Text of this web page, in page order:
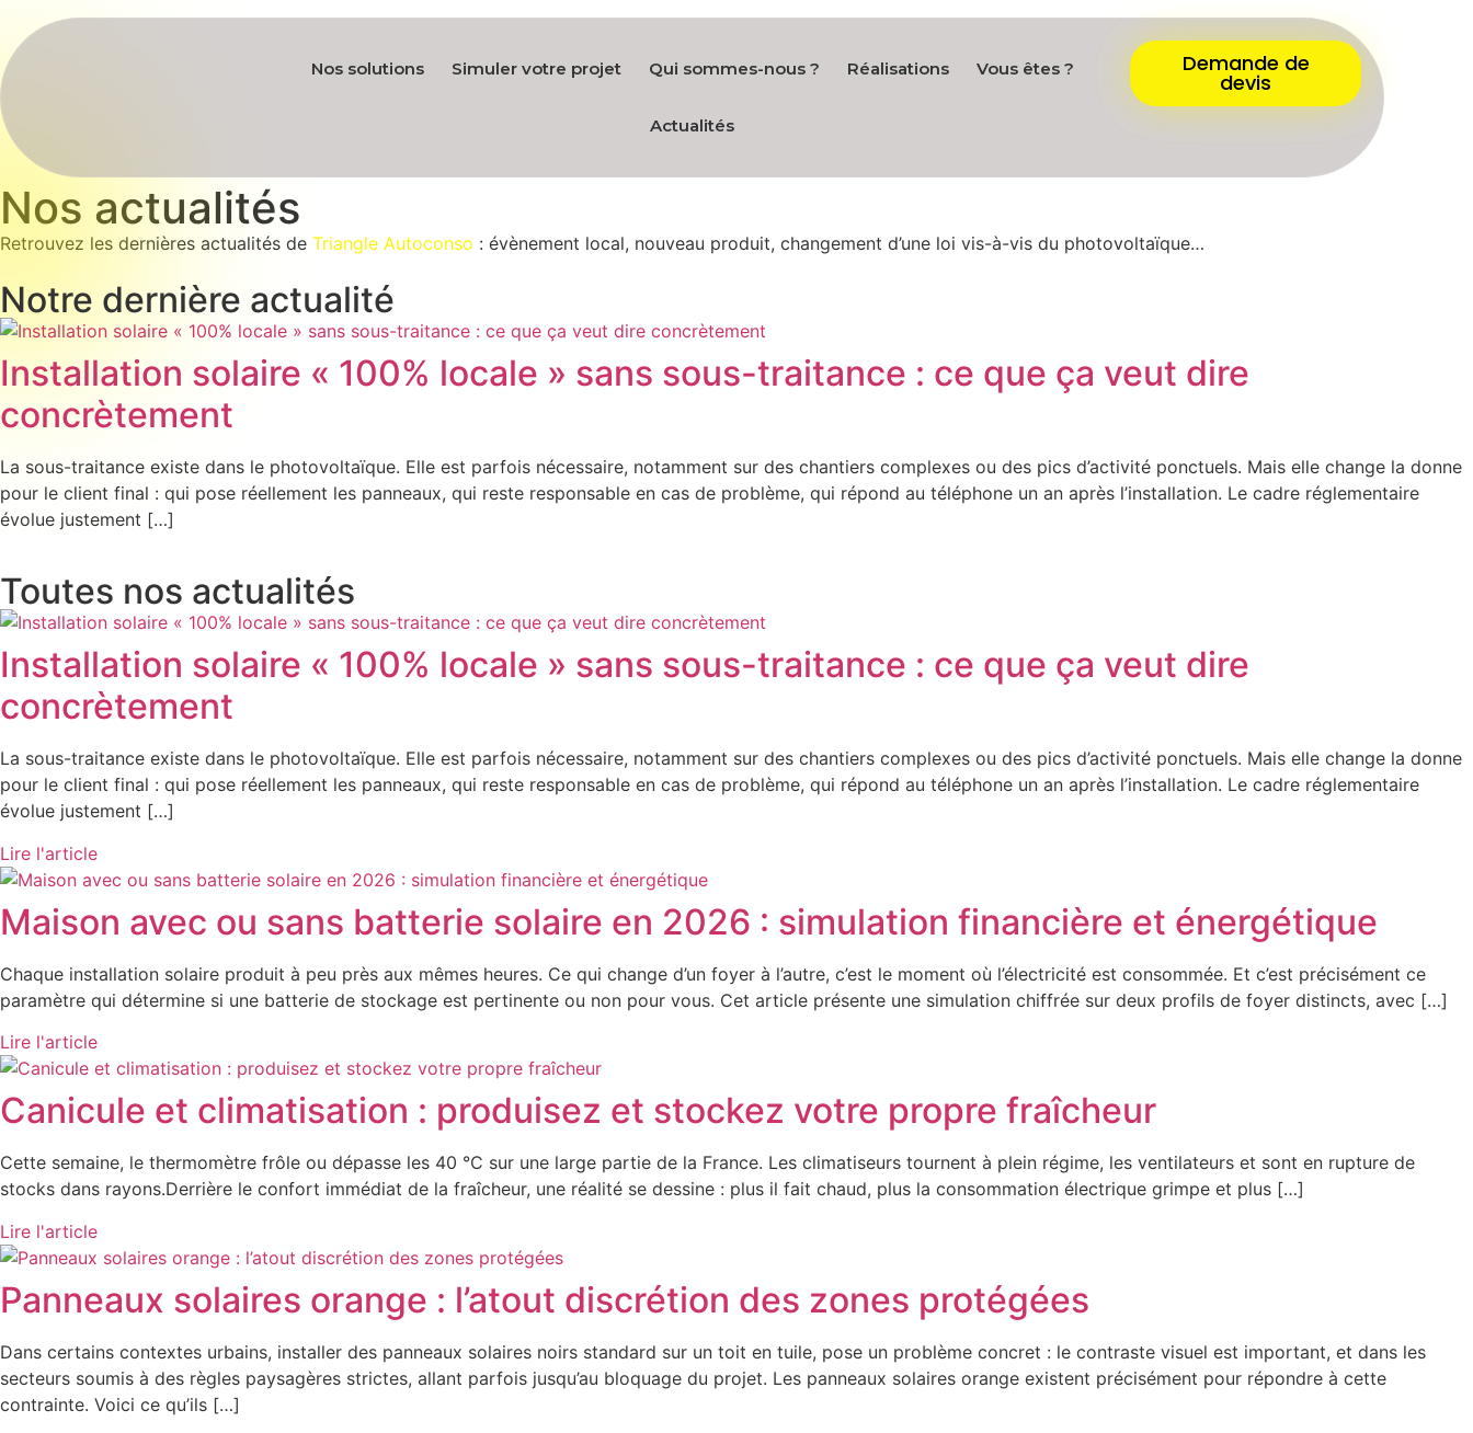
Nos solutions Simuler votre projet Qui sommes-nous ? Réalisations Vous êtes ?
Actualités
Demande de
devis
Nos actualités
Retrouvez les dernières actualités de Triangle Autoconso : évènement local, nouveau produit, changement d’une loi vis-à-vis du photovoltaïque…
Notre dernière actualité
Installation solaire « 100% locale » sans sous-traitance : ce que ça veut dire
concrètement
La sous-traitance existe dans le photovoltaïque. Elle est parfois nécessaire, notamment sur des chantiers complexes ou des pics d’activité ponctuels. Mais elle change la donne
pour le client final : qui pose réellement les panneaux, qui reste responsable en cas de problème, qui répond au téléphone un an après l’installation. Le cadre réglementaire
évolue justement […]
Toutes nos actualités
Installation solaire « 100% locale » sans sous-traitance : ce que ça veut dire
concrètement
La sous-traitance existe dans le photovoltaïque. Elle est parfois nécessaire, notamment sur des chantiers complexes ou des pics d’activité ponctuels. Mais elle change la donne
pour le client final : qui pose réellement les panneaux, qui reste responsable en cas de problème, qui répond au téléphone un an après l’installation. Le cadre réglementaire
évolue justement […]
Lire l'article
Maison avec ou sans batterie solaire en 2026 : simulation financière et énergétique
Chaque installation solaire produit à peu près aux mêmes heures. Ce qui change d’un foyer à l’autre, c’est le moment où l’électricité est consommée. Et c’est précisément ce
paramètre qui détermine si une batterie de stockage est pertinente ou non pour vous. Cet article présente une simulation chiffrée sur deux profils de foyer distincts, avec […]
Lire l'article
Canicule et climatisation : produisez et stockez votre propre fraîcheur
Cette semaine, le thermomètre frôle ou dépasse les 40 °C sur une large partie de la France. Les climatiseurs tournent à plein régime, les ventilateurs et sont en rupture de
stocks dans rayons.Derrière le confort immédiat de la fraîcheur, une réalité se dessine : plus il fait chaud, plus la consommation électrique grimpe et plus […]
Lire l'article
Panneaux solaires orange : l’atout discrétion des zones protégées
Dans certains contextes urbains, installer des panneaux solaires noirs standard sur un toit en tuile, pose un problème concret : le contraste visuel est important, et dans les
secteurs soumis à des règles paysagères strictes, allant parfois jusqu’au bloquage du projet. Les panneaux solaires orange existent précisément pour répondre à cette
contrainte. Voici ce qu’ils […]